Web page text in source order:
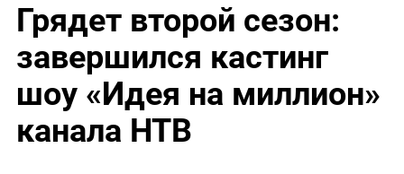
Грядет второй сезон:
завершился кастинг
шоу «Идея на миллион»
канала НТВ